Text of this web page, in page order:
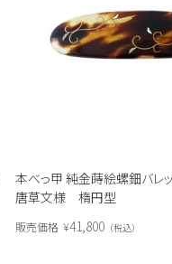
本べっ甲 純金蒔絵螺鈿バレ
唐草文様 楕円型
販売価格 ¥41,800 税込